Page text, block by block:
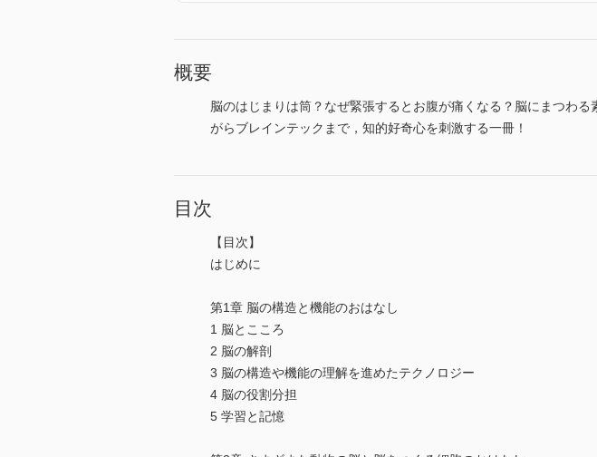
概要
脳のはじまりは筒？なぜ緊張するとお腹が痛くなる？脳にまつわ
がらブレインテックまで，知的好奇心を刺激する一冊！
目次
【目次】
はじめに
第1章 脳の構造と機能のおはなし
1 脳とこころ
2 脳の解剖
3 脳の構造や機能の理解を進めたテクノロジー
4 脳の役割分担
5 学習と記憶